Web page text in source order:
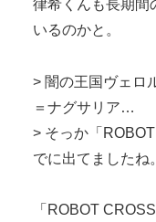
律希くんも長期間
いるのかと。
> 闇の王国ヴェロ
＝ナグサリア…
> そっか「
でに出てましたね。
「ROBOT